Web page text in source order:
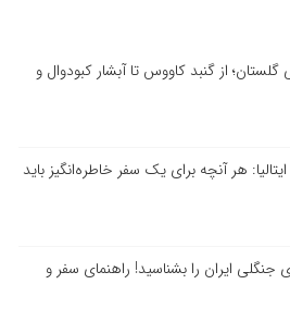
گلستان؛ از گنبد کاووس تا آبشار کبودوال و
هر آنچه برای یک سفر خاطره‌انگیز باید
جنگلی ایران را بشناسید! راهنمای سفر و